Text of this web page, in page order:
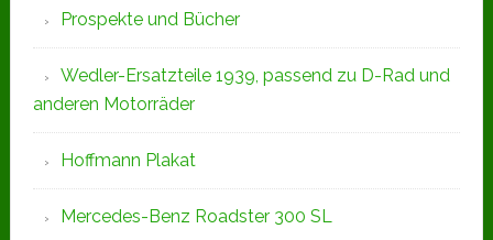
Prospekte und Bücher
Wedler-Ersatzteile 1939, passend zu D-Rad und
anderen Motorräder
Hoffmann Plakat
Mercedes-Benz Roadster 300 SL